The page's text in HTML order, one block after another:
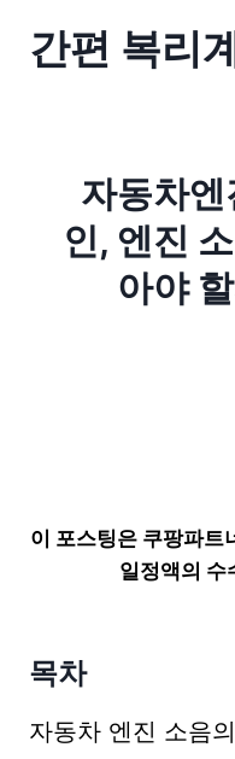
간편 복리
자동차엔
인, 엔진
아야
이 포스팅은 쿠팡파트
일정액의 수
목차
자동차 엔진 소음